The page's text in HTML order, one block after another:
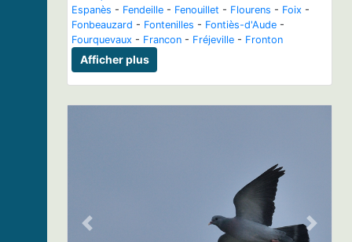
Espanès - Fendeille - Fenouillet - Flourens - Foix -
Fonbeauzard - Fontenilles - Fontiès-d'Aude -
Fourquevaux - Francon - Fréjeville - Fronton
Afficher plus
Previous Next